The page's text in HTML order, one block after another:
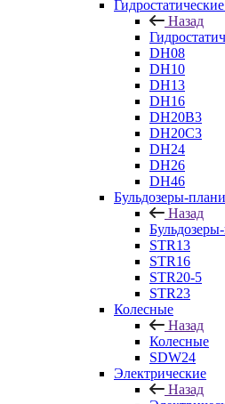
Назад
DH08
DH10
DH13
DH16
DH20B3
DH20C3
DH24
DH26
DH46
Бульдозеры-
Назад
STR13
STR16
STR20-5
STR23
Колесные
Назад
Колесные
SDW24
Электрические
Назад